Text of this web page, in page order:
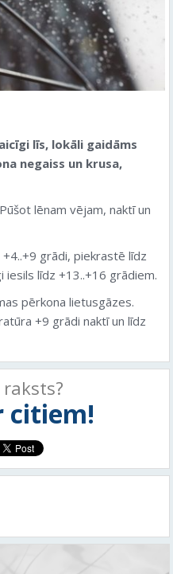
līs, lokāli gaidāms
negaiss un krusa,
lēnam vējam, naktī un
grādi, piekrastē līdz
iesils līdz +13..+16 grādiem.
pērkona lietusgāzes.
+9 grādi naktī un līdz
citiem!